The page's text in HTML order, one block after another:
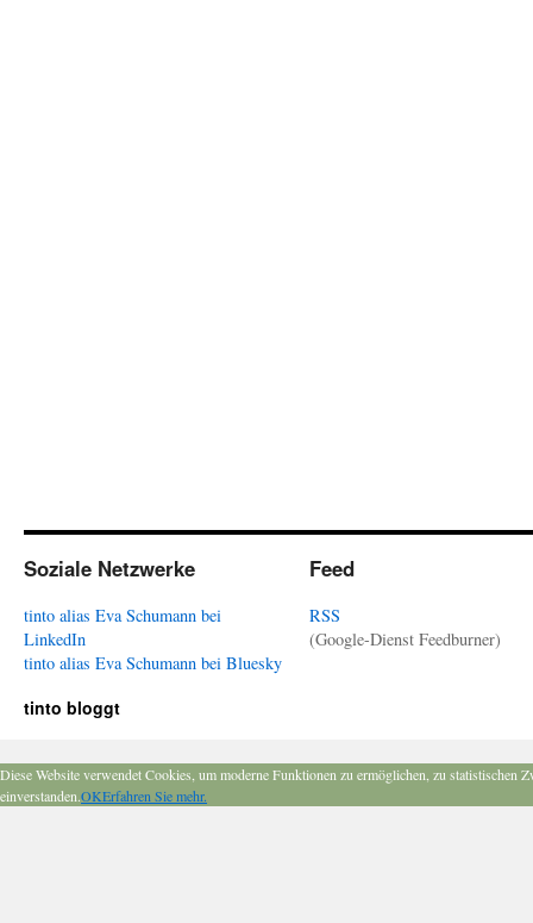
Soziale Netzwerke
tinto alias Eva Schumann bei
LinkedIn
tinto alias Eva Schumann bei Bluesky
Feed
RSS
(Google-Dienst Feedburner)
tinto bloggt
Diese Website verwendet Cookies, um moderne Funktionen zu ermöglichen, zu
einverstanden.OKErfahren Sie mehr.